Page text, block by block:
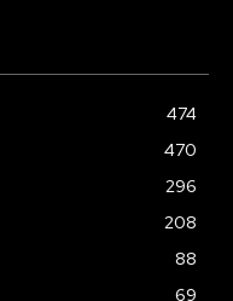
474
470
296
208
88
69